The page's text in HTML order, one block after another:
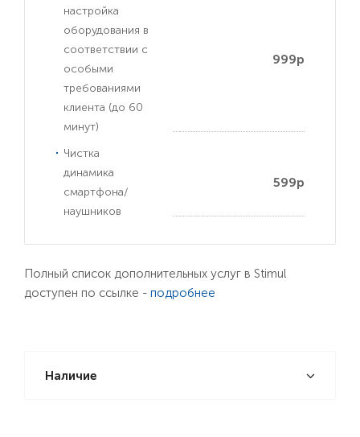
настройка
оборудования в
соответствии с
особыми
требованиями
клиента (до 60
минут)
999р
Чистка
динамика
смартфона/
наушников
599р
Полный список дополнительных услуг в Stimul
доступен по ссылке - подробнее
Наличие